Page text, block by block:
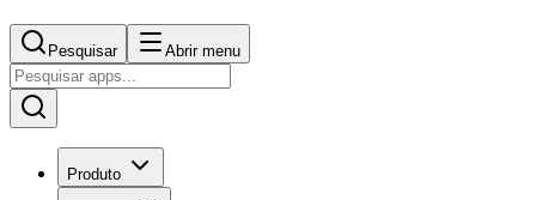
Pesquisar Abrir menu
Produto